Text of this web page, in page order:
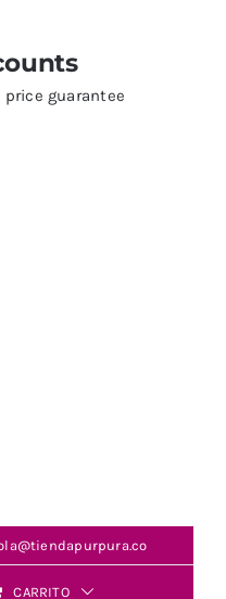
guarantee